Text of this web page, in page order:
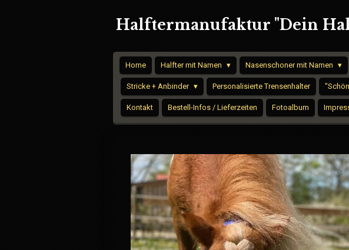
Halftermanufaktur "Dein
Home Halfter mit Namen Nasenschoner mit Namen
Stricke + Anbinder Personalisierte Trensenhalter
Kontakt Bestell-Infos / Lieferzeiten Fotoalbum